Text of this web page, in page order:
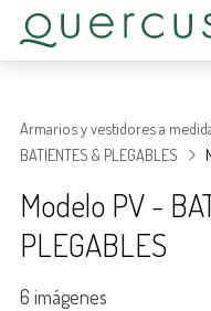
Armarios y vestidores a
BATIENTES & PLEGABLES
Modelo PV -
PLEGABLES
6 imágenes